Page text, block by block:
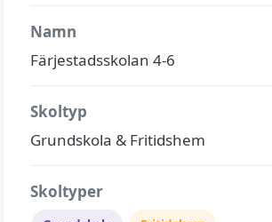
Namn
Färjestadsskolan 4-6
Skoltyp
Grundskola & Fritidshem
Skoltyper